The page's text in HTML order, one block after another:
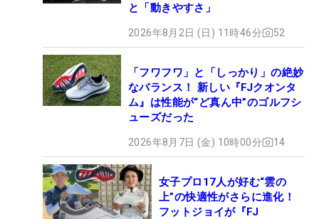
と「動きやすさ」
2026年8月2日 (日) 11時46分 52
「フワフワ」と「しっかり」の絶妙
なバランス！ 新しい『FJクオンタ
ム』は性能が“ど真ん中”のゴルフシ
ューズだった
2026年8月7日 (金) 10時00分 14
女子プロ17人が好む“雲の
上”の快適性がさらに進化！
フットジョイが『FJ